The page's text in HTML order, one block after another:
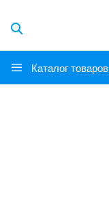
Каталог товаров